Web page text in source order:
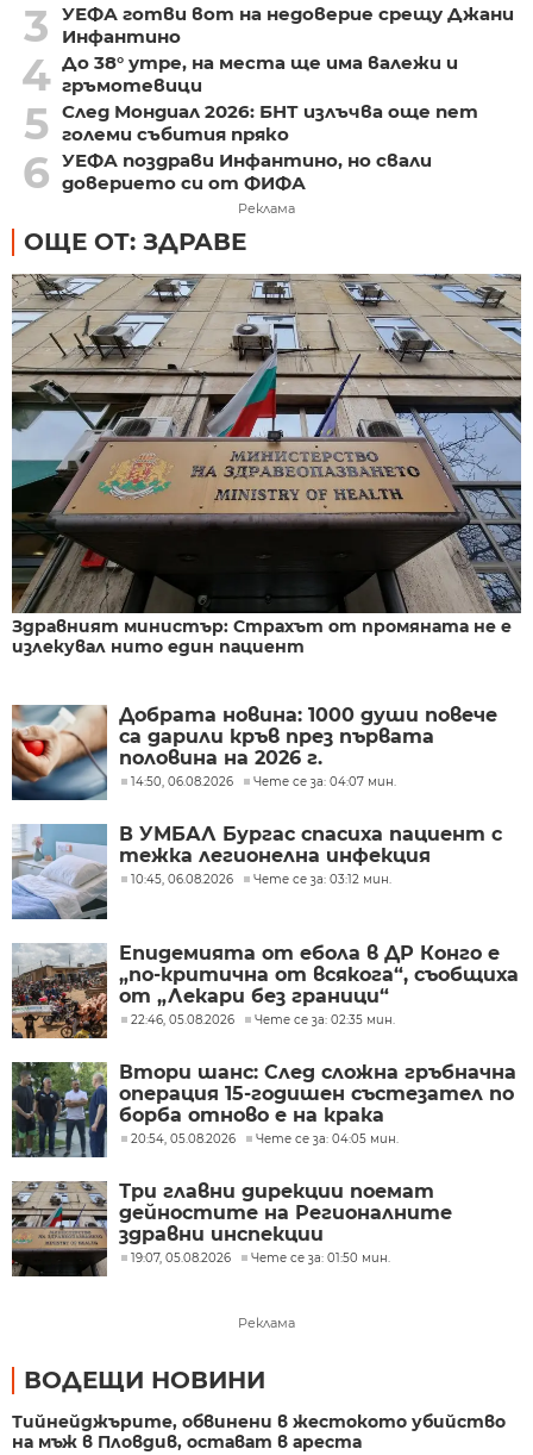
3
УЕФА готви вот на недоверие срещу Джани
Инфантино
4 До 38° утре, на места ще има валежи и
гръмотевици
5 След Мондиал 2026: БНТ излъчва още пет
големи събития пряко
6 УЕФА поздрави Инфантино, но свали
доверието си от ФИФА
Реклама
ОЩЕ ОТ: ЗДРАВЕ
Здравният министър: Страхът от промяната не е
излекувал нито един пациент
Добрата новина: 1000 души повече
са дарили кръв през първата
половина на 2026 г.
14:50, 06.08.2026 Чете се за: 04:07 мин.
В УМБАЛ Бургас спасиха пациент с
тежка легионелна инфекция
10:45, 06.08.2026 Чете се за: 03:12 мин.
Епидемията от ебола в ДР Конго е
„по-критична от всякога“, съобщиха
от „Лекари без граници“
22:46, 05.08.2026 Чете се за: 02:35 мин.
Втори шанс: След сложна гръбначна
операция 15-годишен състезател по
борба отново е на крака
20:54, 05.08.2026 Чете се за: 04:05 мин.
Три главни дирекции поемат
дейностите на Регионалните
здравни инспекции
19:07, 05.08.2026 Чете се за: 01:50 мин.
Реклама
ВОДЕЩИ НОВИНИ
Тийнейджърите, обвинени в жестокото убийство
на мъж в Пловдив, остават в ареста